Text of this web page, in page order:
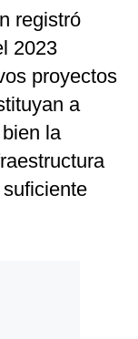
registró
2023
proyectos
a
la